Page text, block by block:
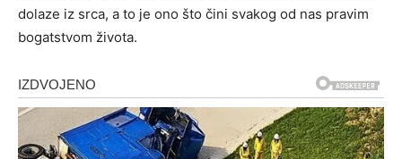
dolaze iz srca, a to je ono što čini svakog od nas pravim
bogatstvom života.